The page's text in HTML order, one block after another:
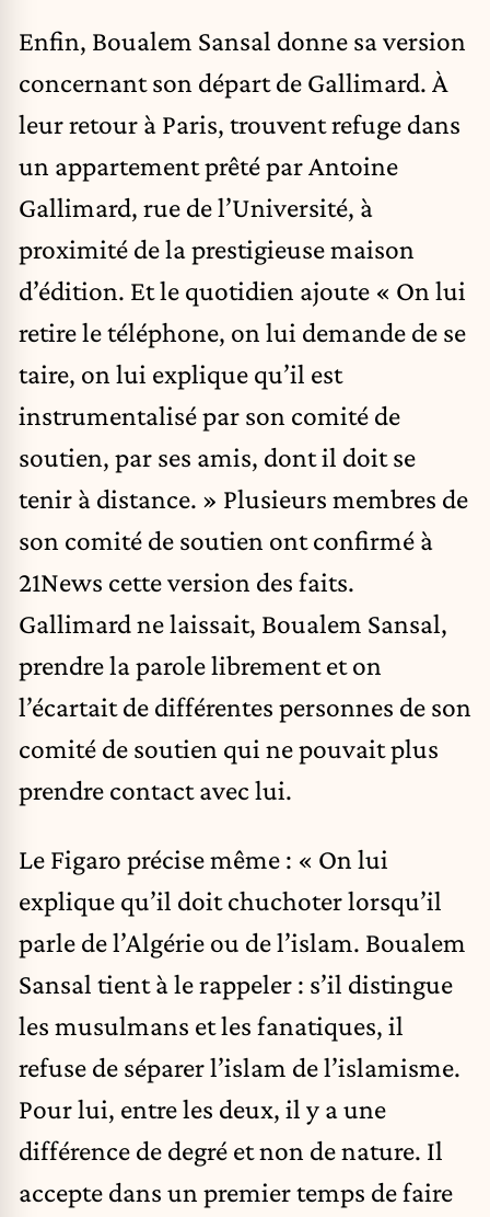
Enfin, Boualem Sansal donne sa version
concernant son départ de Gallimard. À
leur retour à Paris, trouvent refuge dans
un appartement prêté par Antoine
Gallimard, rue de l’Université, à
proximité de la prestigieuse maison
d’édition. Et le quotidien ajoute « On lui
retire le téléphone, on lui demande de se
taire, on lui explique qu’il est
instrumentalisé par son comité de
soutien, par ses amis, dont il doit se
tenir à distance. » Plusieurs membres de
son comité de soutien ont confirmé à
21News cette version des faits.
Gallimard ne laissait, Boualem Sansal,
prendre la parole librement et on
l’écartait de différentes personnes de son
comité de soutien qui ne pouvait plus
prendre contact avec lui.
Le Figaro précise même : « On lui
explique qu’il doit chuchoter lorsqu’il
parle de l’Algérie ou de l’islam. Boualem
Sansal tient à le rappeler : s’il distingue
les musulmans et les fanatiques, il
refuse de séparer l’islam de l’islamisme.
Pour lui, entre les deux, il y a une
différence de degré et non de nature. Il
accepte dans un premier temps de faire